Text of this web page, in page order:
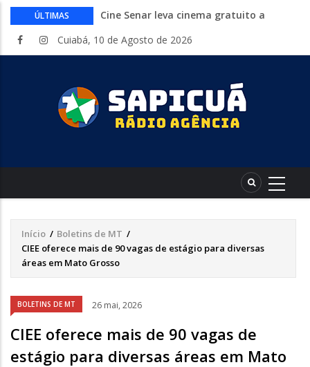
ÚLTIMAS
Cine Senar leva cinema gratuito a
agosto
Curso gratuito da Embrapa ensina a
montar hortas do plantio ao cultivo.
Inscrições abertas
HCanMT. Ministério da Saúde habilita
pacientes do SUS
Cuiabá, 10 de Agosto de 2026
Trilha
de
Início / Boletins de MT /
CIEE oferece mais de 90 vagas de estágio para diversas
áreas em Mato Grosso
BOLETINS DE MT 26 mai, 2026
CIEE oferece mais de 90 vagas de
estágio para diversas áreas em Mato
Áudio